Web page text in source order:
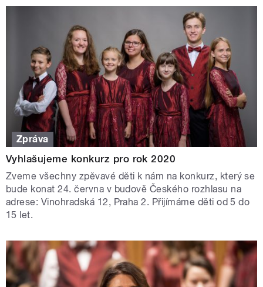
Zpráva
Vyhlašujeme konkurz pro rok 2020
Zveme všechny zpěvavé děti k nám na konkurz, který se
bude konat 24. června v budově Českého rozhlasu na
adrese: Vinohradská 12, Praha 2. Přijímáme děti od 5 do
15 let.